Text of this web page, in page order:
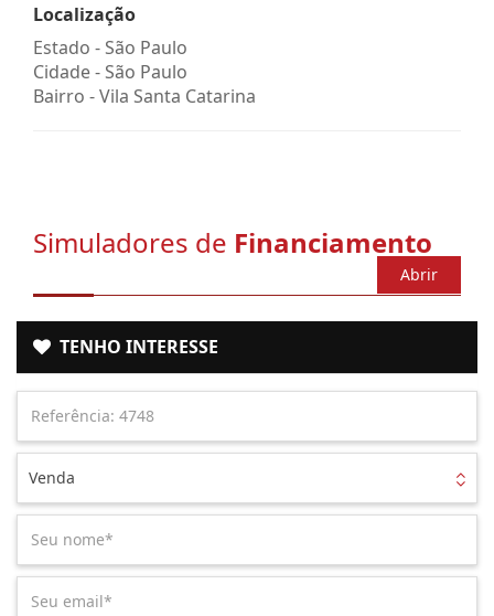
Localização
Estado -São Paulo
Cidade -São Paulo
Bairro -Vila Santa Catarina
Simuladores de Financiamento
Abrir
TENHO INTERESSE
Venda